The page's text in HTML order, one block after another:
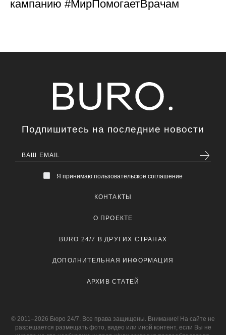
кампанию #МирПомогаетВрачам
Подпишитесь на последние новости
Я принимаю пользовательское соглашение
КОНТАКТЫ
О ПРОЕКТЕ
BURO 24/7 В ДРУГИХ СТРАНАХ
ДОПОЛНИТЕЛЬНАЯ ИНФОРМАЦИЯ
АРХИВ СТАТЕЙ
© 2011–2026 Бюро 24/7. Все права защищены. Внимание! На сайте не
разрешается размещать фото, видео или иной контент, если Вы не